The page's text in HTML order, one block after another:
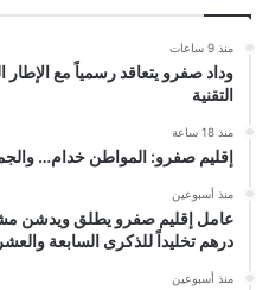
منذ 9 ساعات
وداد صفرو يتعاقد رسمياً مع الإطار
التقنية
منذ 18 ساعة
إقليم صفرو: المواطن خدام…
منذ أسبوعين
درهم تخليداً للذكرى السابعة
منذ أسبوعين